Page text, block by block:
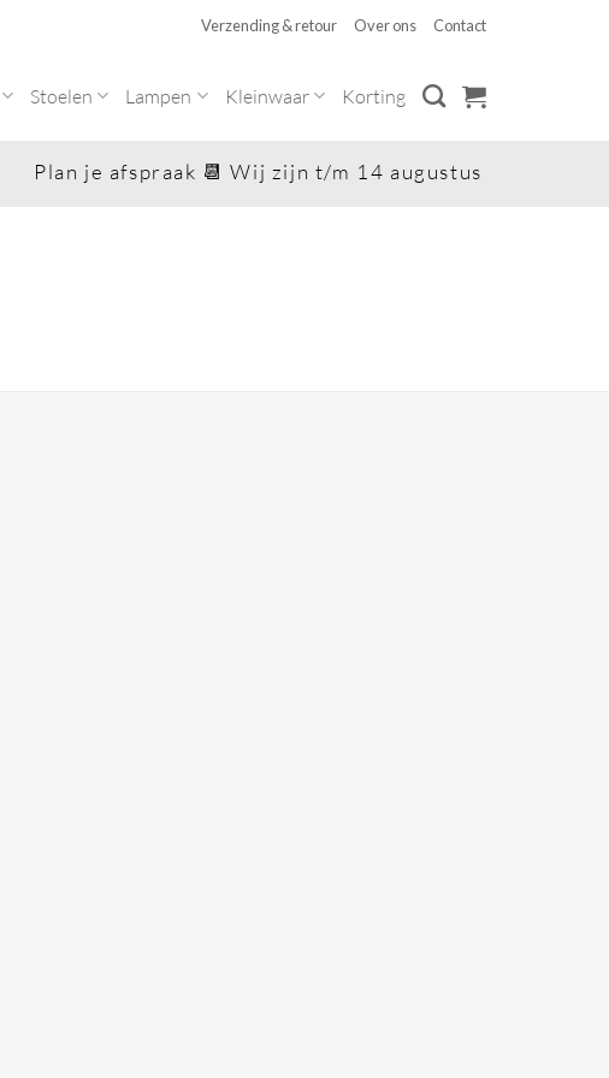
Verzending & retour Over ons Contact
Stoelen Lampen Kleinwaar Korting
Plan je afspraak 📆 Wij zijn t/m 14 augustus op